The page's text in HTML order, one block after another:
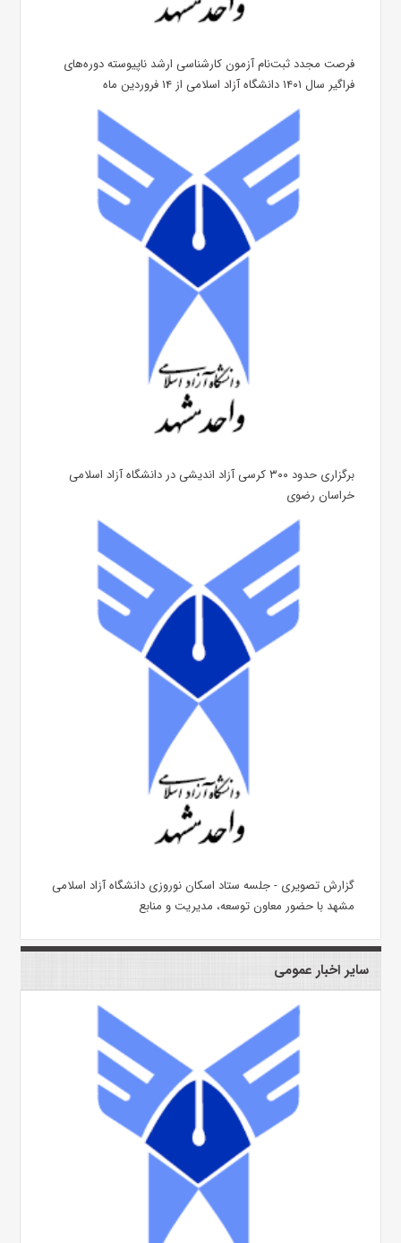
فرصت مجدد ثبت‌نام آزمون کارشناسی ارشد ناپیوسته دوره‌های
فراگیر سال ۱۴۰۱ دانشگاه آزاد اسلامی از ۱۴ فروردین ماه
برگزاری حدود ۳۰۰ کرسی آزاد اندیشی در دانشگاه آزاد اسلامی
خراسان رضوی
گزارش تصویری - جلسه ستاد اسکان نوروزی دانشگاه آزاد اسلامی
مشهد با حضور معاون توسعه، مدیریت و منابع
سایر اخبار عمومی